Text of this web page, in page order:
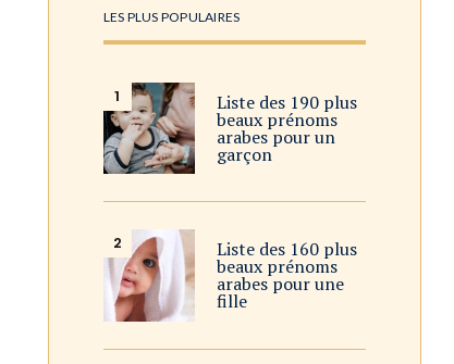
LES PLUS POPULAIRES
Liste des 190 plus
beaux prénoms
arabes pour un
garçon
Liste des 160 plus
beaux prénoms
arabes pour une
fille